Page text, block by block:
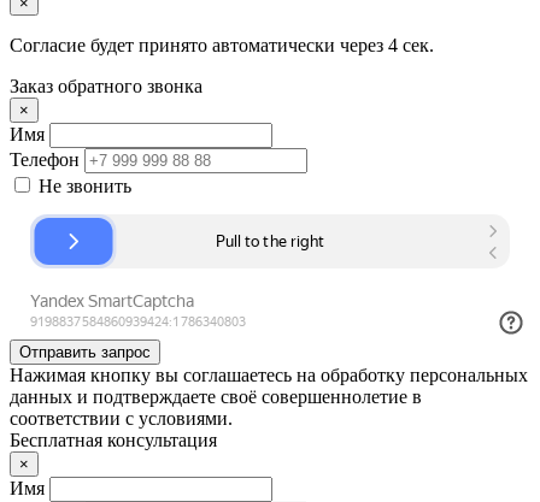
Согласие будет принято автоматически через 3 сек.
Заказ обратного звонка
×
Имя
Телефон
Не звонить
Отправить запрос
Нажимая кнопку вы соглашаетесь на обработку персональных
данных и подтверждаете своё совершеннолетие в
соответствии с условиями.
Бесплатная консультация
×
Имя